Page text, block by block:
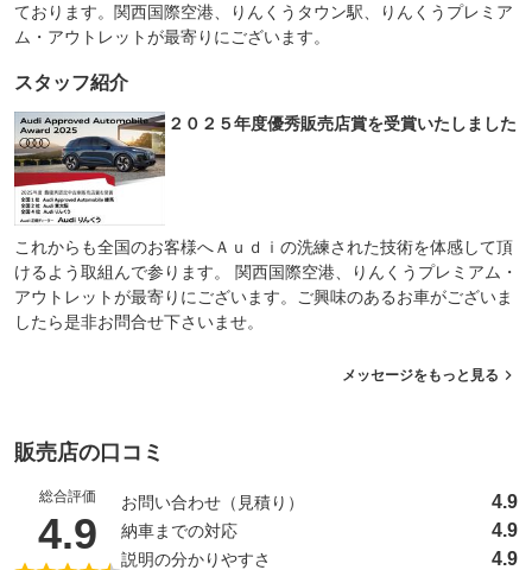
ております。関西国際空港、りんくうタウン駅、りんくうプレミア
ム・アウトレットが最寄りにございます。
スタッフ紹介
２０２５年度優秀販売店賞を受賞いたしました
これからも全国のお客様へＡｕｄｉの洗練された技術を体感して頂
けるよう取組んで参ります。 関西国際空港、りんくうプレミアム・
アウトレットが最寄りにございます。ご興味のあるお車がございま
したら是非お問合せ下さいませ。
メッセージをもっと見る
販売店の口コミ
総合評価
4.9 （5点満点中）
お問い合わせ（見積り） 4.9
納車までの対応 4.9
説明の分かりやすさ 4.9